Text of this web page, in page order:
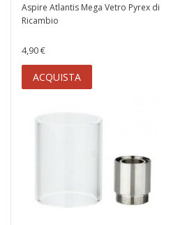
Aspire Atlantis Mega Vetro Pyrex di
Ricambio
4,90 €
ACQUISTA